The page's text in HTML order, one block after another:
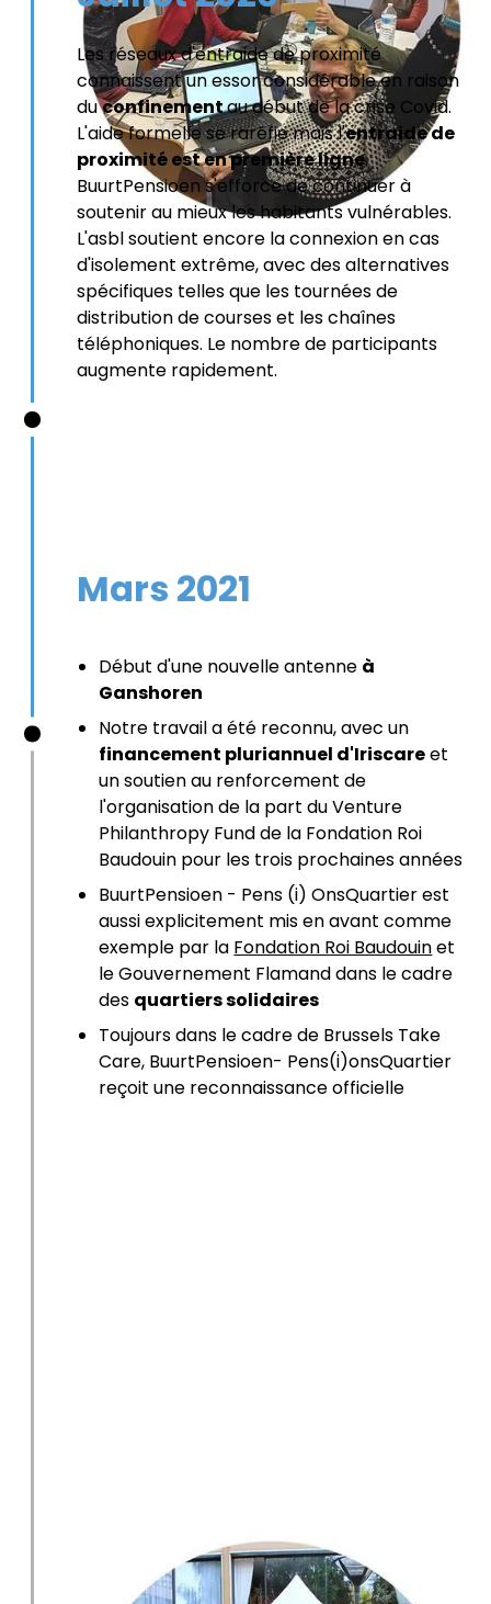
Les réseaux d'entraide de proximité
connaissent un essor considérable en raison
duconfinementau début de la crise Covid.
L'aide formelle se raréfie mais l'entraide de
proximité est en première ligne.
BuurtPensioen s'efforce de continuer à
soutenir au mieux les habitants vulnérables.
L'asbl soutient encore la connexion en cas
d'isolement extrême, avec des alternatives
spécifiques telles que les tournées de
distribution de courses et les chaînes
téléphoniques. Le nombre de participants
augmente rapidement.
Mars 2021
Début d'une nouvelle antenne à
Ganshoren
Notre travail a été reconnu, avec un
financement pluriannuel d'Iriscareet
un soutien au renforcement de
l'organisation de la part du Venture
Philanthropy Fund de la Fondation Roi
Baudouin pour les trois prochaines années
BuurtPensioen - Pens (i) OnsQuartier est
aussi explicitement mis en avant comme
exemple par la Fondation Roi Baudouinet
le Gouvernement Flamand dans le cadre
des quartiers solidaires
Toujours dans le cadre de Brussels Take
Care, BuurtPensioen- Pens(i)onsQuartier
reçoit une reconnaissance officielle